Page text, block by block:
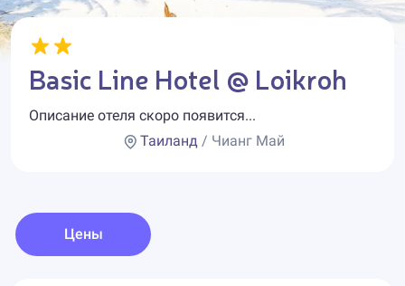
Basic Line Hotel @ Loikroh
Описание отеля скоро появится...
Таиланд/ Чианг Май
Цены